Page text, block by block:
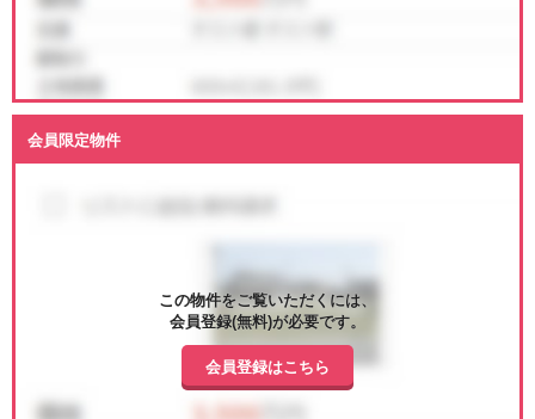
会員限定物件
この物件をご覧いただくには、
会員登録(無料)が必要です。
会員登録はこちら